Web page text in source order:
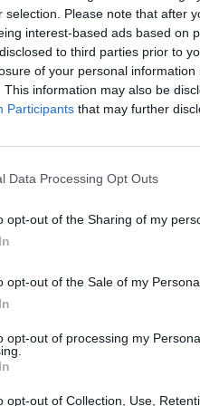
selection. Please note that after
interest-based ads based on
to third parties prior to
of your personal
This information may also be
Participants that may further
Data Processing Opt Outs
opt-out of the Sharing of my
opt-out of the Sale of my
opt-out of processing my
opt-out of Collection, Use,
cuire une patate
franchement, je suis au
que le bide blindé de
le potimarron, mais si
sans bouloches. Eh oui, j’ai
mieux avoir quelques
donc ressorti une table à
pour garder des t-
efficace. Plaisir intense que
j’ai balancé tous les trucs
minimaliste et plus chic.
à cœur. Du genre
il ne fallait
à vitesse grand V la
pas bleu mais bleu
folle. Et puis un jour, me
ne coupait pas le pain mais